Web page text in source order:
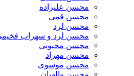
محسن علیزاده
محسن قمی
محسن لرد
محسن لرد و سهراب
محسن محبوبی
محسن مهراد
محسن موسوی